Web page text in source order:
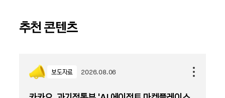
추천 콘텐츠
보도자료 2026.08.06